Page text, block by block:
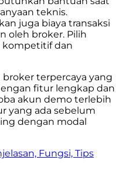
teknis.
juga biaya transaksi
oleh broker. Pilih
kompetitif dan
broker terpercaya yang
fitur lengkap dan
akun demo terlebih
yang ada sebelum
dengan modal
Fungsi, Tips